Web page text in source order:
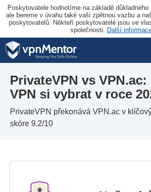
Poskytovatele hodnotíme na základě
ale bereme v úvahu také vaši zpětnou vazbu a
poskytovatelů. Někteří poskytovatelé jsou ve
společnosti. Další
PrivateVPN vs
VPN si vybrat v roce
PrivateVPN překonává VPN.ac v
skóre 9.2/10